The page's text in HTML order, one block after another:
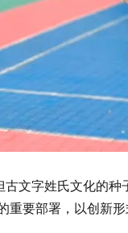
古文字姓氏文化的
重要部署，以创新